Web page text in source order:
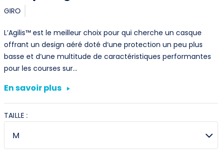
GIRO
L’Agilis™ est le meilleur choix pour qui cherche un casque
offrant un design aéré doté d‘une protection un peu plus
basse et d’une multitude de caractéristiques performantes
pour les courses sur…
En savoir plus
TAILLE :